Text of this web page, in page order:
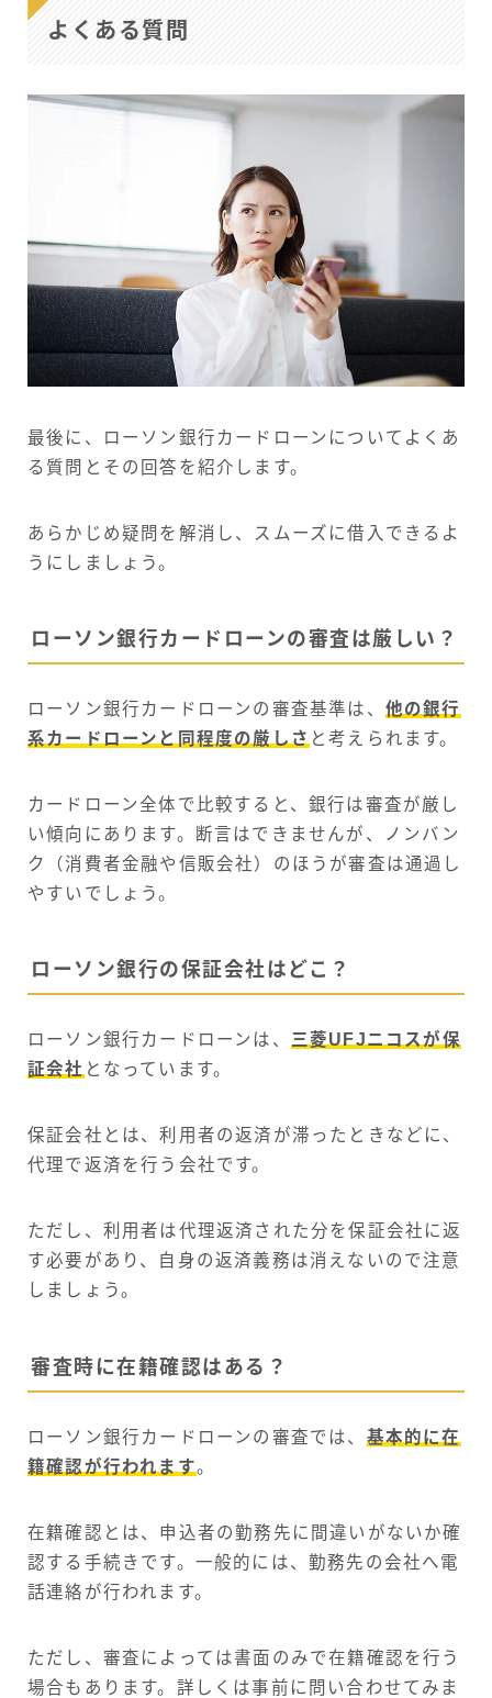
よくある質問
最後に、ローソン銀行カードローンについてよくあ
る質問とその回答を紹介します。
あらかじめ疑問を解消し、スムーズに借入できるよ
うにしましょう。
ローソン銀行カードローンの審査は厳しい？
ローソン銀行カードローンの審査基準は、 他の銀行
系カードローンと同程度の厳しさ と考えられます。
カードローン全体で比較すると、銀行は審査が厳し
い傾向にあります。断言はできませんが、ノンバン
ク（消費者金融や信販会社）のほうが審査は通過し
やすいでしょう。
ローソン銀行の保証会社はどこ？
ローソン銀行カードローンは、 三菱UFJニコスが保
証会社 となっています。
保証会社とは、利用者の返済が滞ったときなどに、
代理で返済を行う会社です。
ただし、利用者は代理返済された分を保証会社に返
す必要があり、自身の返済義務は消えないので注意
しましょう。
審査時に在籍確認はある？
ローソン銀行カードローンの審査では、 基本的に在
籍確認が行われます。
在籍確認とは、申込者の勤務先に間違いがないか確
認する手続きです。一般的には、勤務先の会社へ電
話連絡が行われます。
ただし、審査によっては書面のみで在籍確認を行う
場合もあります。詳しくは事前に問い合わせてみま